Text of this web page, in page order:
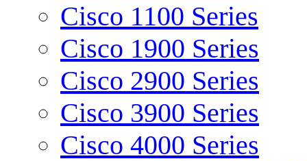
Cisco 1100 Series
Cisco 1900 Series
Cisco 2900 Series
Cisco 3900 Series
Cisco 4000 Series